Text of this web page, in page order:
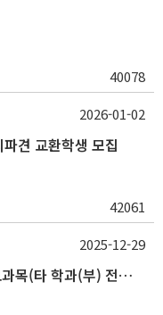
40078
견 교환학생 모집
42061
2026-01-02
(~1/8) 2025학년도 동계 계절수업 교과목(타 학과(부) 전공 및 교양) 성적평가방법 선택제 신청 안내
2025-12-29